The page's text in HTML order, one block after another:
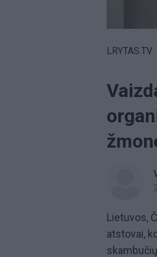
LRYTAS.TV
Lietuvos,
atstovai,